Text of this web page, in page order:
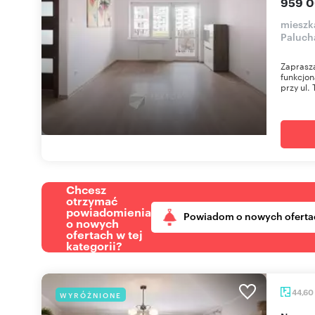
przy ul.
Chcesz
otrzymać
powiadomienia
o nowych
ofertach w tej
kategorii?
Powiadom o nowych
WYRÓŻNIONE 44,60